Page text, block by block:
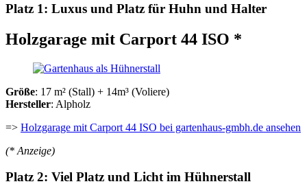
Platz 1: Luxus und Platz für Huhn und Halter
Holzgarage mit Carport 44 ISO *
Größe: 17 m² (Stall) + 14m³ (Voliere)
Hersteller: Alpholz
=> Holzgarage mit Carport 44 ISO bei gartenhaus-gmbh.de ansehen
(* Anzeige)
Platz 2: Viel Platz und Licht im Hühnerstall